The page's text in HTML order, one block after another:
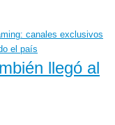
llegó al